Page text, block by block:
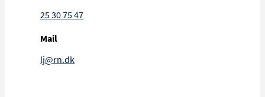
25 30 75 47
Mail
lj@rn.dk